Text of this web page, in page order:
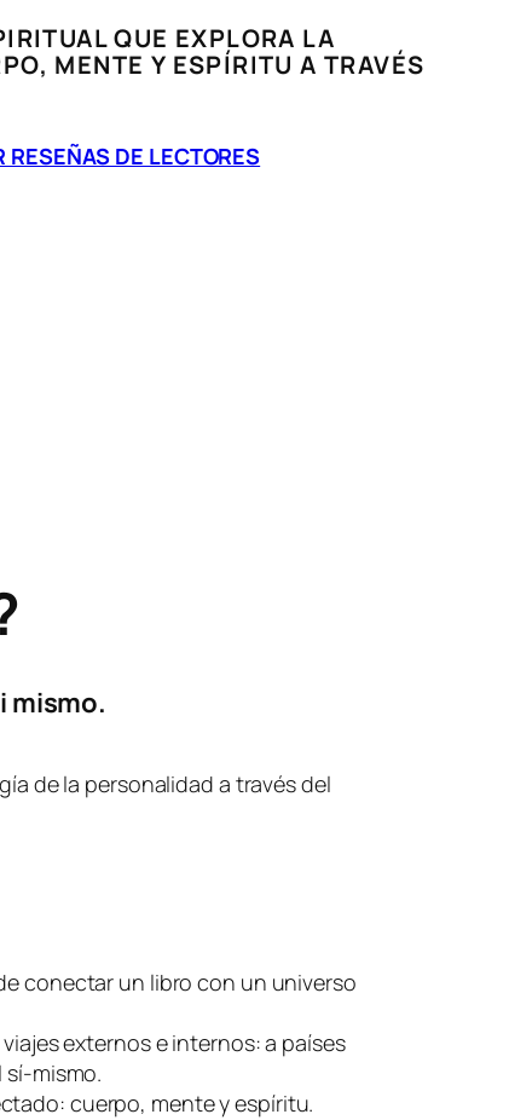
QUE EXPLORA LA
MENTE Y ESPÍRITU A TRAVÉS
RESEÑAS DE LECTORES
mismo.
de la personalidad a través del
conectar un libro con un universo
externos e internos: a países
sí-mismo.
cuerpo, mente y espíritu.